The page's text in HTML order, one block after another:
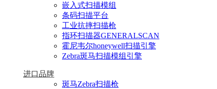
嵌入式扫描模组
条码扫描平台
工业抗摔扫描枪
指环扫描器GENERALSCAN
霍尼韦尔honeywell扫描引擎
Zebra斑马扫描模组引擎
进口品牌
斑马Zebra扫描枪